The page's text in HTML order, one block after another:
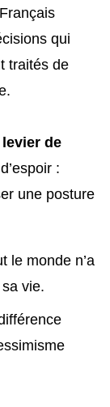
qui
traités de
de
:
une posture
le monde n’a
vie.